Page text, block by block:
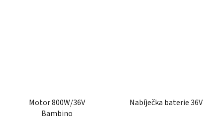
Motor 800W/36V
Bambino
Nabíječka baterie 36V